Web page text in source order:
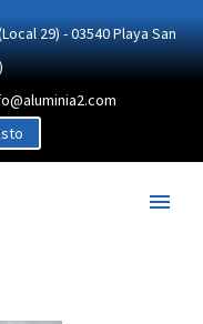
29) - 03540 Playa San